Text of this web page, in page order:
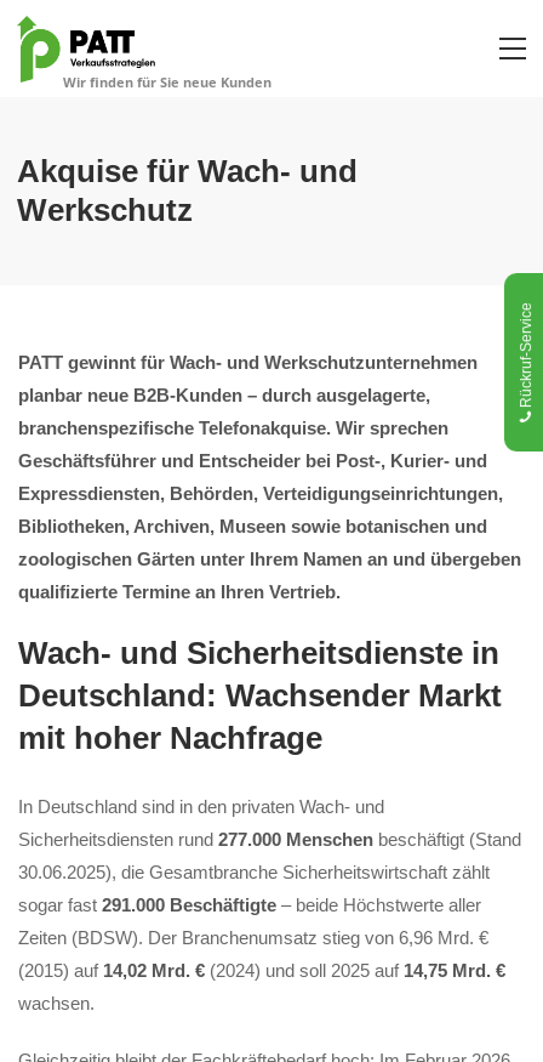
Akquise für Wach- und
Werkschutz
PATT gewinnt für Wach- und Werkschutzunternehmen
planbar neue B2B-Kunden – durch ausgelagerte,
branchenspezifische Telefonakquise. Wir sprechen
Geschäftsführer und Entscheider bei Post-, Kurier- und
Expressdiensten, Behörden, Verteidigungseinrichtungen,
Bibliotheken, Archiven, Museen sowie botanischen und
zoologischen Gärten unter Ihrem Namen an und übergeben
qualifizierte Termine an Ihren Vertrieb.
Wach- und Sicherheitsdienste in
Deutschland: Wachsender Markt
mit hoher Nachfrage
In Deutschland sind in den privaten Wach- und
Sicherheitsdiensten rund 277.000 Menschen beschäftigt (Stand
30.06.2025), die Gesamtbranche Sicherheitswirtschaft zählt
sogar fast 291.000 Beschäftigte – beide Höchstwerte aller
Zeiten (BDSW). Der Branchenumsatz stieg von 6,96 Mrd. €
(2015) auf 14,02 Mrd. € (2024) und soll 2025 auf 14,75 Mrd. €
wachsen.
Rückruf-Service